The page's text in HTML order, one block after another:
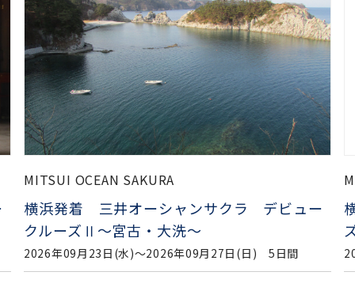
MITSUI OCEAN SAKURA
横浜発神戸着 週末利用 横浜／神戸クルー
ズ
2026年10月02日(金)〜2026年10月04日(日) 3日間